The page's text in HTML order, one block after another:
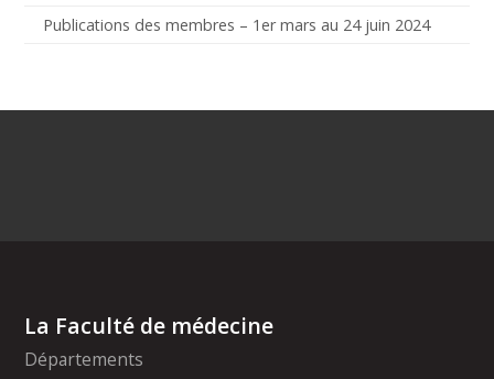
Publications des membres – 1er mars au 24 juin 2024
La Faculté de médecine
Départements